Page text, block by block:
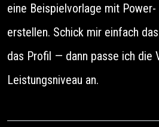
eine Beispielvorlage mit Power-
erstellen. Schick mir einfach
das Profil — dann passe ich die
Leistungsniveau an.